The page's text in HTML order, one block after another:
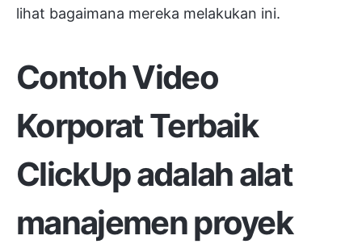
lihat bagaimana mereka melakukan ini.
Contoh Video
Korporat Terbaik
ClickUpadalah alat
manajemen proyek